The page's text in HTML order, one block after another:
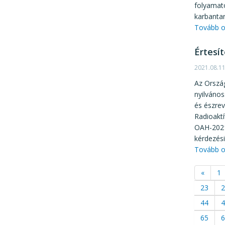
Tovább
2021.08.11
Az
és
OAH-
Tovább
«
1
23
44
65